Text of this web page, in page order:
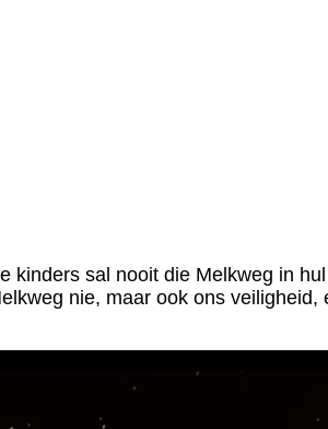
kinders sal nooit die Melkweg in
nie, maar ook ons ​​veiligheid,